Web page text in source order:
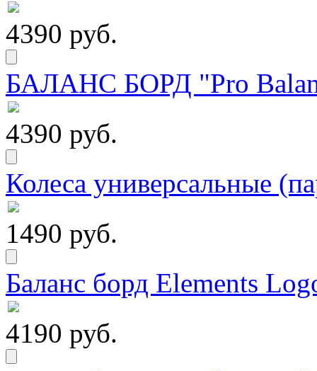
4390 руб.
БАЛАНС БОРД "Pro
4390 руб.
Колеса универсальные
1490 руб.
Баланс борд Elements
4190 руб.